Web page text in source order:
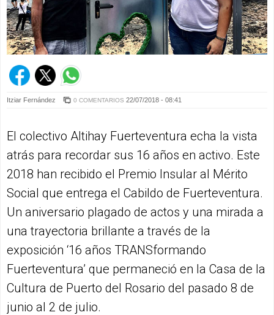
Itziar Fernández 0 COMENTARIOS 22/07/2018 - 08:41
El colectivo Altihay Fuerteventura echa la vista
atrás para recordar sus 16 años en activo. Este
2018 han recibido el Premio Insular al Mérito
Social que entrega el Cabildo de Fuerteventura.
Un aniversario plagado de actos y una mirada a
una trayectoria brillante a través de la
exposición ‘16 años TRANSformando
Fuerteventura’ que permaneció en la Casa de la
Cultura de Puerto del Rosario del pasado 8 de
junio al 2 de julio.